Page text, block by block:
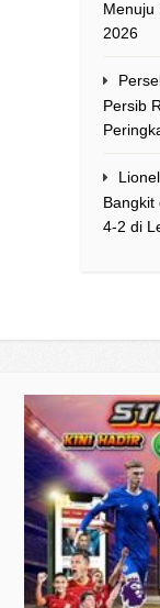
Menuju
2026
Persib
Bangkit
4-2 di